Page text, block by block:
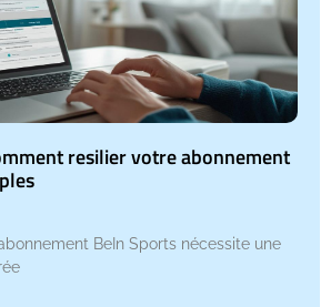
resilier votre abonnement
abonnement BeIn Sports nécessite une